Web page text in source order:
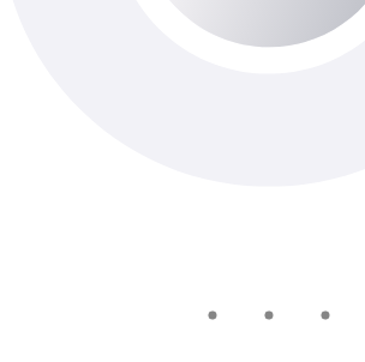
Доступно з виїздом додому